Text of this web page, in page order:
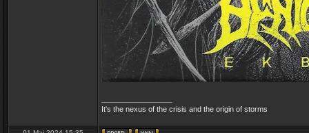
It's the nexus of the crisis and the origin of storms